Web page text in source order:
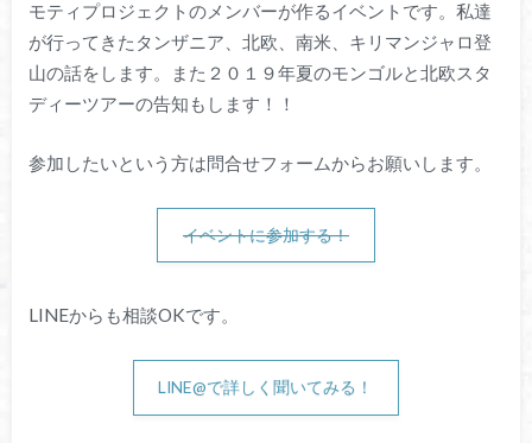
モティプロジェクトのメンバーが作るイベントです。私達
が行ってきたタンザニア、北欧、南米、キリマンジャロ登
山の話をします。また２０１９年夏のモンゴルと北欧スタ
ディーツアーの告知 もします！！
参加したいという方は問合せフォームからお願いします。
イベントに参加する！
LINEからも相談OKです。
LINE@で詳しく聞いてみる！